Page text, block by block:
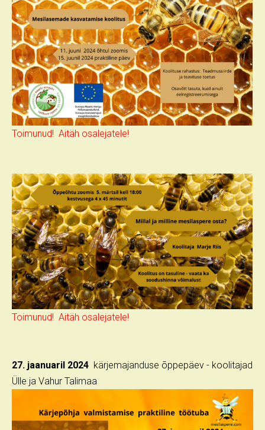
Toimunud! Aitäh osalejatele!
Toimunud! Aitäh osalejatele!
27. jaanuaril 2024 kärjemajanduse õppepäev - koolitajad
Ülle ja Vahur Talimaa